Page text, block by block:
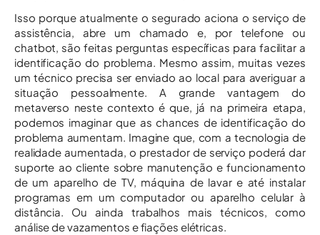
Isso porque atualmente o segurado aciona o serviço de
assistência, abre um chamado e, por telefone ou
chatbot, são feitas perguntas específicas para facilitar a
identificação do problema. Mesmo assim, muitas vezes
um técnico precisa ser enviado ao local para averiguar a
situação pessoalmente. A grande vantagem do
metaverso neste contexto é que, já na primeira etapa,
podemos imaginar que as chances de identificação do
problema aumentam. Imagine que, com a tecnologia de
realidade aumentada, o prestador de serviço poderá dar
suporte ao cliente sobre manutenção e funcionamento
de um aparelho de TV, máquina de lavar e até instalar
programas em um computador ou aparelho celular à
distância. Ou ainda trabalhos mais técnicos, como
análise de vazamentos e fiações elétricas.